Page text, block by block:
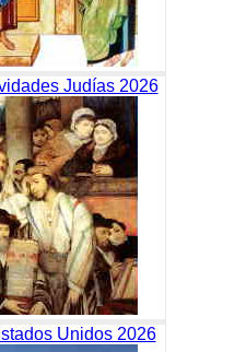
Judías 2026
Unidos 2026